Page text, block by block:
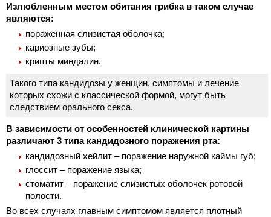
Излюбленным местом обитания грибка в таком случае
являются:
пораженная слизистая оболочка;
кариозные зубы;
крипты миндалин.
Такого типа кандидозы у женщин, симптомы и лечение
которых схожи с классической формой, могут быть
следствием орального секса.
В зависимости от особенностей клинической картины
различают 3 типа кандидозного поражения рта:
кандидозный хейлит – поражение наружной каймы губ;
глоссит – поражение языка;
стоматит – поражение слизистых оболочек ротовой
полости.
Во всех случаях главным симптомом является плотный